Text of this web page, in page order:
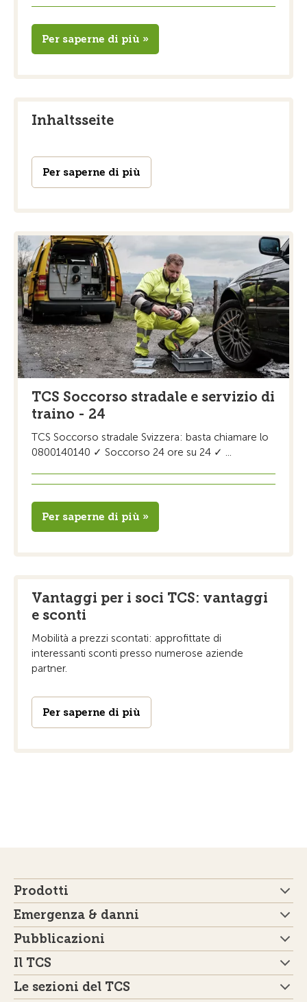
Per saperne di più »
Inhaltsseite
Per saperne di più
TCS Soccorso stradale e servizio di
traino - 24
TCS Soccorso stradale Svizzera: basta chiamare lo
0800140140 ✓ Soccorso 24 ore su 24 ✓ ...
Per saperne di più »
Vantaggi per i soci TCS: vantaggi
e sconti
Mobilità a prezzi scontati: approfittate di
interessanti sconti presso numerose aziende
partner.
Per saperne di più
Prodotti
Emergenza & danni
Pubblicazioni
Il TCS
Le sezioni del TCS